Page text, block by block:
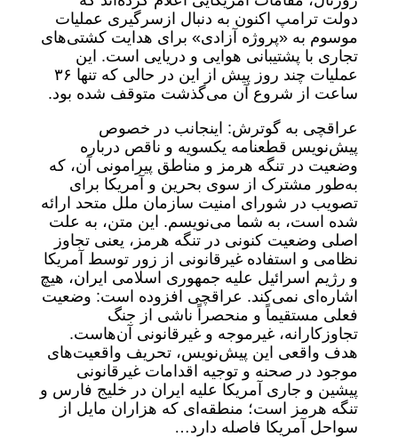
دولت ترامپ اکنون به دنبال ازسرگیری عملیات
موسوم به «پروژه آزادی» برای هدایت کشتی‌های
تجاری با پشتیبانی هوایی و دریایی است. این
عملیات چند روز پیش از این در حالی که تنها ۳۶
ساعت از شروع آن می‌گذشت متوقف شده بود.
عراقچی به گوترش: اینجانب در خصوص
پیش‌نویس قطعنامه‌ یکسویه و ناقص درباره
وضعیت در تنگه هرمز و مناطق پیرامونی آن، که
به‌طور مشترک از سوی بحرین و آمریکا برای
تصویب در شورای امنیت سازمان ملل متحد ارائه
شده است، به شما می‌نویسم. این متن، به علت
اصلی وضعیت کنونی در تنگه هرمز، یعنی تجاوز
نظامی و استفاده غیرقانونی از زور توسط آمریکا
و رژیم اسرائیل علیه جمهوری اسلامی ایران، هیچ
اشاره‌ای نمی‌کند. عراقچی افزوده است: وضعیت
فعلی مستقیماً و منحصراً ناشی از جنگ
تجاوزکارانه، غیرموجه و غیرقانونی آن‌هاست.
هدف واقعی این پیش‌نویس، تحریف واقعیت‌های
موجود در صحنه و توجیه اقدامات غیرقانونی
پیشین و جاری آمریکا علیه ایران در خلیج فارس و
تنگه هرمز است؛ منطقه‌ای که هزاران مایل از
سواحل آمریکا فاصله دارد…